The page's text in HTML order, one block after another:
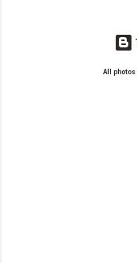
All photos